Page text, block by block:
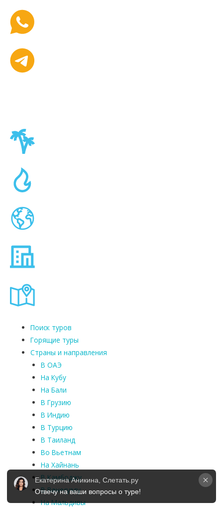
Поиск туров
Горящие туры
Страны и направления
В ОАЭ
На Кубу
На Бали
В Грузию
В Индию
В Турцию
В Таиланд
Во Вьетнам
На Хайнань
В Камбоджу
В Венесуэлу
На Мальдивы
Екатерина Аникина, Слетать.ру
Отвечу на ваши вопросы о туре!